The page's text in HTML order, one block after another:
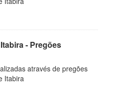
- Pregões
através de pregões
Itabira